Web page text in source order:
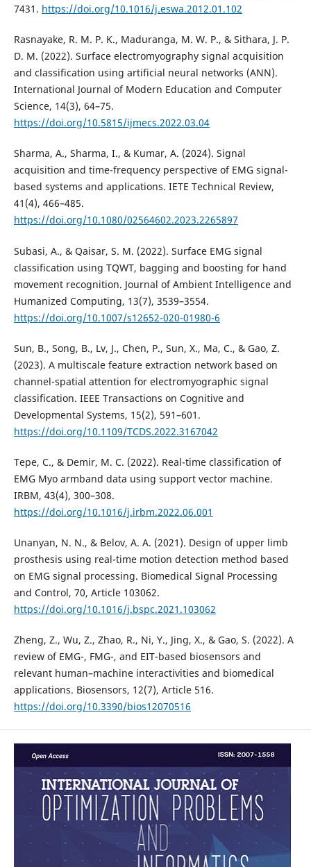
7431. https://doi.org/10.1016/j.eswa.2012.01.102
Rasnayake, R. M. P. K., Maduranga, M. W. P., & Sithara, J. P.
D. M. (2022). Surface electromyography signal acquisition
and classification using artificial neural networks (ANN).
International Journal of Modern Education and Computer
Science, 14(3), 64–75.
https://doi.org/10.5815/ijmecs.2022.03.04
Sharma, A., Sharma, I., & Kumar, A. (2024). Signal
acquisition and time-frequency perspective of EMG signal-
based systems and applications. IETE Technical Review,
41(4), 466–485.
https://doi.org/10.1080/02564602.2023.2265897
Subasi, A., & Qaisar, S. M. (2022). Surface EMG signal
classification using TQWT, bagging and boosting for hand
movement recognition. Journal of Ambient Intelligence and
Humanized Computing, 13(7), 3539–3554.
https://doi.org/10.1007/s12652-020-01980-6
Sun, B., Song, B., Lv, J., Chen, P., Sun, X., Ma, C., & Gao, Z.
(2023). A multiscale feature extraction network based on
channel-spatial attention for electromyographic signal
classification. IEEE Transactions on Cognitive and
Developmental Systems, 15(2), 591–601.
https://doi.org/10.1109/TCDS.2022.3167042
Tepe, C., & Demir, M. C. (2022). Real-time classification of
EMG Myo armband data using support vector machine.
IRBM, 43(4), 300–308.
https://doi.org/10.1016/j.irbm.2022.06.001
Unanyan, N. N., & Belov, A. A. (2021). Design of upper limb
prosthesis using real-time motion detection method based
on EMG signal processing. Biomedical Signal Processing
and Control, 70, Article 103062.
https://doi.org/10.1016/j.bspc.2021.103062
Zheng, Z., Wu, Z., Zhao, R., Ni, Y., Jing, X., & Gao, S. (2022). A
review of EMG-, FMG-, and EIT-based biosensors and
relevant human–machine interactivities and biomedical
applications. Biosensors, 12(7), Article 516.
https://doi.org/10.3390/bios12070516